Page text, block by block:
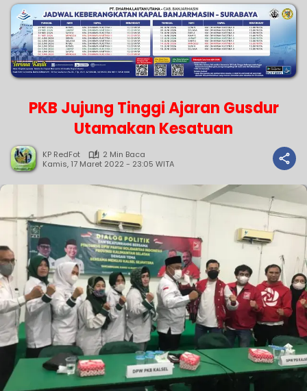
PKB Jujung Tinggi Ajaran Gusdur
Utamakan Kesatuan
KP RedFot
2 Min Baca
Kamis, 17 Maret 2022 - 23:05 WITA